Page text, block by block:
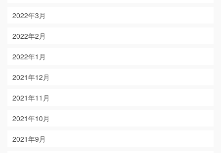
2022年3月
2022年2月
2022年1月
2021年12月
2021年11月
2021年10月
2021年9月